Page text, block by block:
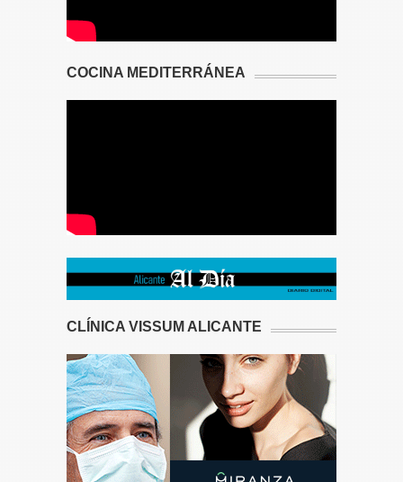
COCINA MEDITERRÁNEA
CLÍNICA VISSUM ALICANTE